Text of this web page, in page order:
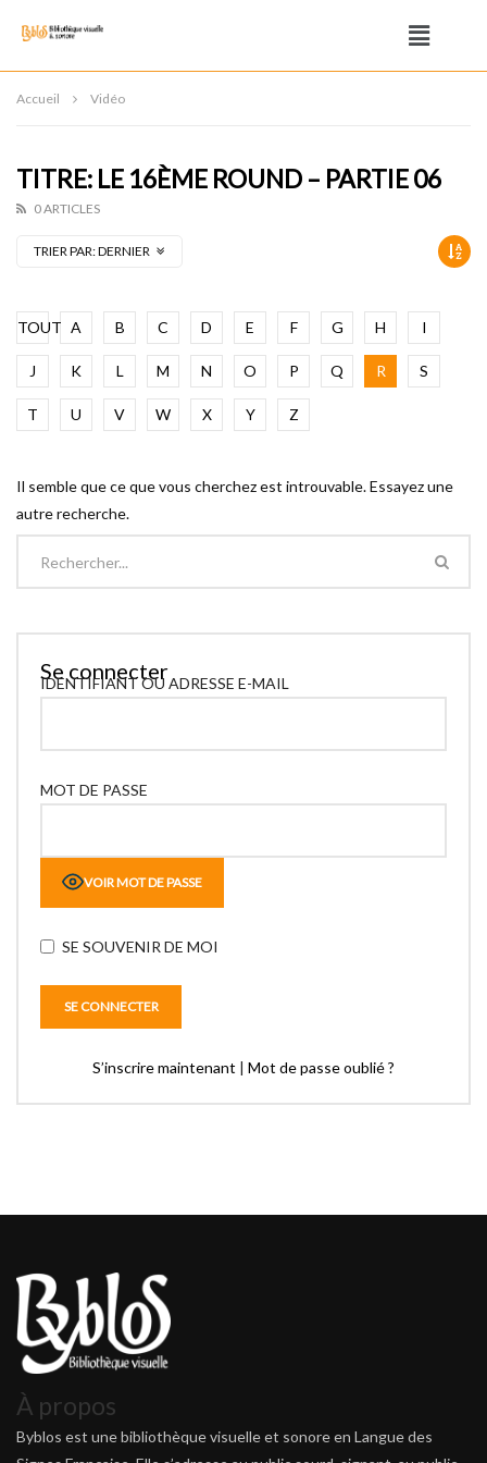
Accueil Vidéo
TITRE: LE 16ÈME ROUND – PARTIE 06
0 ARTICLES
TRIER PAR:DERNIER
TOUT A B C D E F G H I
J K L M N O P Q R S
T U V W X Y Z
Il semble que ce que vous cherchez est introuvable. Essayez une
autre recherche.
Se connecter
IDENTIFIANT OU ADRESSE E-MAIL
MOT DE PASSE
VOIR MOT DE PASSE
SE SOUVENIR DE MOI
S’inscrire maintenant | Mot de passe oublié ?
À propos
Byblos est une bibliothèque visuelle et sonore en Langue des